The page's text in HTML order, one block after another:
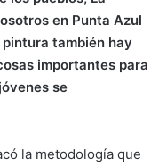
en Punta Azul
también hay
importantes para
se
la metodología que